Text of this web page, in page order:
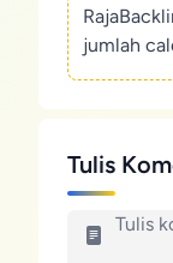
jumlah
Tulis